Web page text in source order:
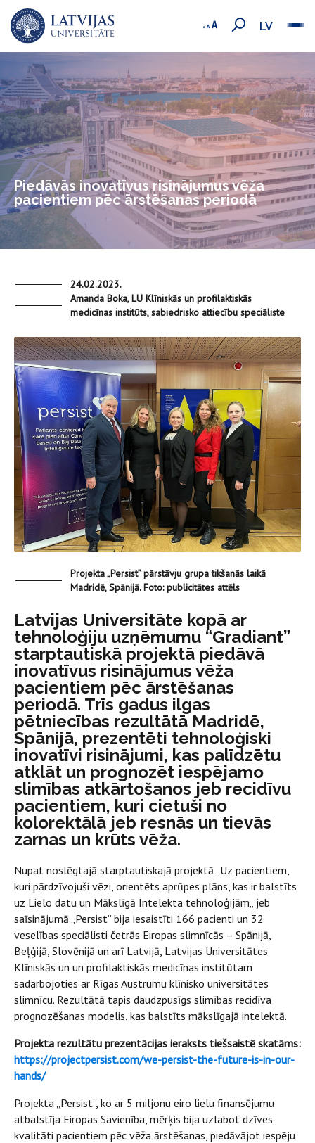
LV
Piedāvās inovatīvus risinājumus vēža
pacientiem pēc ārstēšanas periodā
24.02.2023.
Amanda Boka, LU Klīniskās un profilaktiskās
medicīnas institūts, sabiedrisko attiecību speciāliste
Projekta „Persist” pārstāvju grupa tikšanās laikā
Madridē, Spānijā. Foto: publicitātes attēls
Latvijas Universitāte kopā ar
tehnoloģiju uzņēmumu “Gradiant”
starptautiskā projektā piedāvā
inovatīvus risinājumus vēža
pacientiem pēc ārstēšanas
periodā. Trīs gadus ilgas
pētniecības rezultātā Madridē,
Spānijā, prezentēti tehnoloģiski
inovatīvi risinājumi, kas palīdzētu
atklāt un prognozēt iespējamo
slimības atkārtošanos jeb recidīvu
pacientiem, kuri cietuši no
kolorektālā jeb resnās un tievās
zarnas un krūts vēža.
Nupat noslēgtajā starptautiskajā projektā „Uz pacientiem,
kuri pārdzīvojuši vēzi, orientēts aprūpes plāns, kas ir balstīts
uz Lielo datu un Mākslīgā Intelekta tehnoloģijām„ jeb
saīsinājumā „Persist” bija iesaistīti 166 pacienti un 32
veselības speciālisti četrās Eiropas slimnīcās – Spānijā,
Beļģijā, Slovēnijā un arī Latvijā, Latvijas Universitātes
Klīniskās un un profilaktiskās medicīnas institūtam
sadarbojoties ar Rīgas Austrumu klīnisko universitātes
slimnīcu. Rezultātā tapis daudzpusīgs slimības recidīva
prognozēšanas modelis, kas balstīts mākslīgajā intelektā.
Projekta rezultātu prezentācijas ieraksts tiešsaistē skatāms:
https://projectpersist.com/we-persist-the-future-is-in-our-
hands/
Projekta „Persist”, ko ar 5 miljonu eiro lielu finansējumu
atbalstīja Eiropas Savienība, mērķis bija uzlabot dzīves
kvalitāti pacientiem pēc vēža ārstēšanas, piedāvājot iespēju